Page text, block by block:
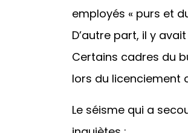
employés « purs et
D’autre part, il y
Certains cadres du
lors du licenciement
Le séisme qui a